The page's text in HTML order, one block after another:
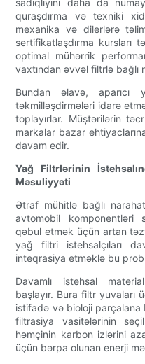
sadiqliyini daha da
quraşdırma və texniki
mexanika və dilerlərə
sertifikatlaşdırma kursları
optimal mühərrik
vaxtından əvvəl filtrlə bağlı
Bundan əlavə, aparıcı
təkmilləşdirmələri idarə
toplayırlar. Müştərilərin
markalar bazar
davam edir.
Yağ Filtrlərinin
Məsuliyyəti
Ətraf mühitlə bağlı
avtomobil komponentləri
qəbul etmək üçün artan
yağ filtri istehsalçıları
inteqrasiya etməklə bu
Davamlı istehsal
başlayır. Bura filtr yuvaları
istifadə və bioloji
filtrasiya vasitələrinin
həmçinin karbon izlərini
üçün bərpa olunan enerji